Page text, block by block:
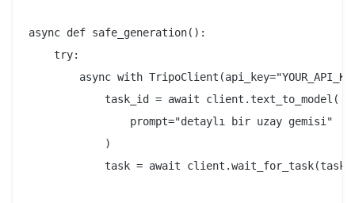
async def safe_generation():
    try:
async with
            task_id = await client.text_to_model(
                prompt="detaylı bir uzay gemisi"
            )
task = await